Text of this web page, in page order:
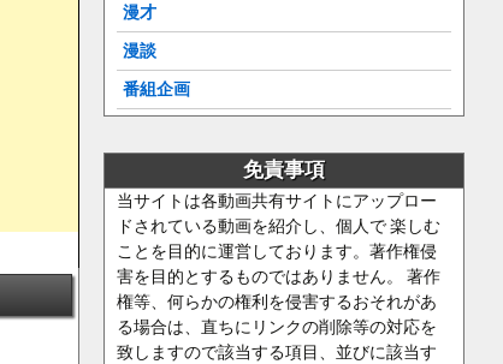
漫才
漫談
番組企画
免責事項
当サイトは各動画共有サイトにアップロー
ドされている動画を紹介し、個人で 楽しむ
ことを目的に運営しております。著作権侵
害を目的とするものではありません。 著作
権等、何らかの権利を侵害するおそれがあ
る場合は、直ちにリンクの削除等の対応を
致しますので該当する項目、並びに該当す